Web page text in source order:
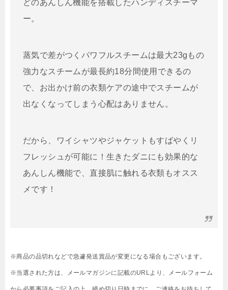
どのあんしん機能を搭載したハンディスチーマ
ー。
蒸気で差がつくパワフルスチームは最大23gもの
強力なスチームが最長約18分間使用できるの
で、お出かけ前の衣類ケアの途中でスチームが
出なくなってしまう心配はありません。
だから、ワイシャツやジャケットもすばやくリ
フレッシュが可能に！生きたダニにも効果的な
あんしん機能で、直接肌に触れる衣類もオスス
メです！
※商品の品切れなどで急遽発送賞品が変更になる場合もございます。
※当選された方は、メールマガジンに記載のURLより、メールフォーム